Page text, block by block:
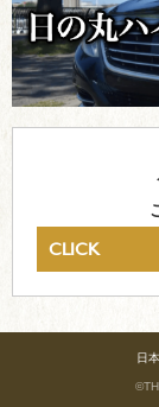
CLICK
日